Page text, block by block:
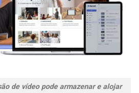
de vídeo pode armazenar e alojar